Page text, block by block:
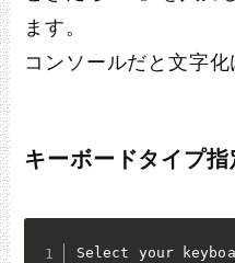
ます。
コンソールだと文字化
キーボードタイプ指
Select your